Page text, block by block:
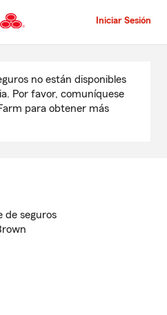
al
principal
Iniciar Sesión
no están disponibles
Por favor, comuníquese
para obtener más